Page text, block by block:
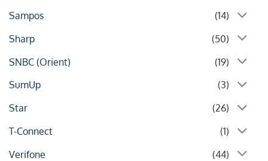
Sampos
(14)
Sharp
(50)
SNBC (Orient)
(19)
SumUp
(3)
Star
(26)
T-Connect
(1)
Verifone
(44)